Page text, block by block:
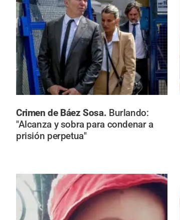
Crimen de Báez Sosa. Burlando:
"Alcanza y sobra para condenar a
prisión perpetua"